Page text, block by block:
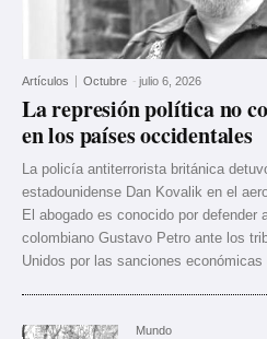
Artículos Octubre - julio 6, 2026
La represión política no
en los países occidentales
La policía antiterrorista británica
estadounidense Dan Kovalik en el
El abogado es conocido por defender
colombiano Gustavo Petro ante los
Unidos por las sanciones económicas
Mundo